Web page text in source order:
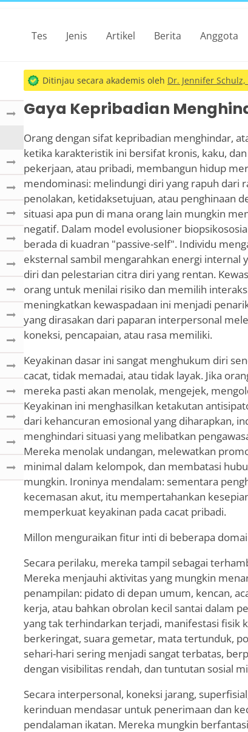
Tes Jenis Artikel Berita Anggota
Ditinjau secara akademis oleh Dr. Jennifer Schulz,
Gaya Kepribadian
Orang dengan sifat kepribadian menghindar,
ketika karakteristik ini bersifat kronis, kaku,
pekerjaan, atau pribadi, membangun hidup
mendominasi: melindungi diri yang rapuh dari
penolakan, ketidaksetujuan, atau penghinaan
situasi apa pun di mana orang lain mungkin
negatif. Dalam model evolusioner
berada di kuadran "passive-self". Individu
eksternal sambil mengarahkan energi internal
diri dan pelestarian citra diri yang rentan.
orang untuk menilai risiko dan memilih
meningkatkan kewaspadaan ini menjadi
yang dirasakan dari paparan interpersonal
koneksi, pencapaian, atau rasa memiliki.
Keyakinan dasar ini sangat menghukum diri
cacat, tidak memadai, atau tidak layak. Jika
mereka pasti akan menolak, mengejek,
Keyakinan ini menghasilkan ketakutan
dari kehancuran emosional yang diharapkan,
menghindari situasi yang melibatkan
Mereka menolak undangan, melewatkan
minimal dalam kelompok, dan membatasi
mungkin. Ironinya mendalam: sementara
kecemasan akut, itu mempertahankan
memperkuat keyakinan pada cacat pribadi.
Millon menguraikan fitur inti di beberapa
Secara perilaku, mereka tampil sebagai
Mereka menjauhi aktivitas yang mungkin
penampilan: pidato di depan umum, kencan,
kerja, atau bahkan obrolan kecil santai dalam
yang tak terhindarkan terjadi, manifestasi fisik
berkeringat, suara gemetar, mata tertunduk,
sehari-hari sering menjadi sangat terbatas,
dengan visibilitas rendah, dan tuntutan sosial
Secara interpersonal, koneksi jarang,
kerinduan mendasar untuk penerimaan dan
pendalaman ikatan. Mereka mungkin